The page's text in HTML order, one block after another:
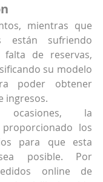
mientras que
están sufriendo
de reservas,
su modelo
poder obtener
ingresos.
la
los
para que esta
posible. Por
online de